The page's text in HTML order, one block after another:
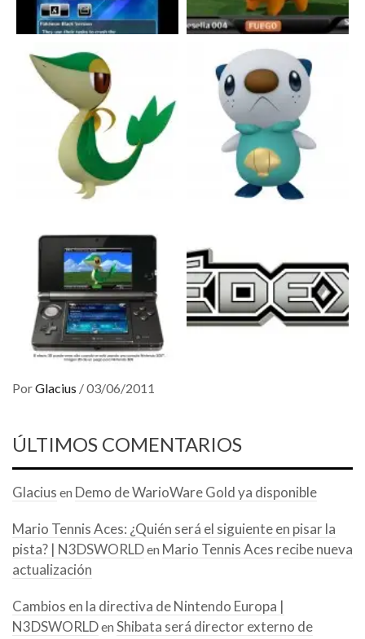
PorGlacius /03/06/2011
ÚLTIMOS COMENTARIOS
Glacius en Demo de WarioWare Gold ya disponible
Mario Tennis Aces: ¿Quién será el siguiente en pisar la
pista? | N3DSWORLDen Mario Tennis Aces recibe nueva
actualización
Cambios en la directiva de Nintendo Europa |
N3DSWORLDen Shibata será director externo de